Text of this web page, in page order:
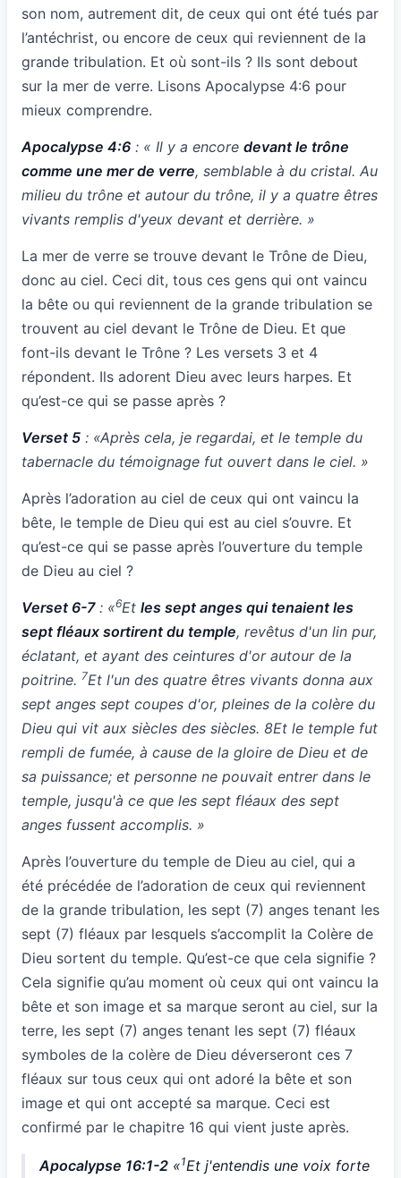
son nom, autrement dit, de ceux qui ont été tués par
l’antéchrist, ou encore de ceux qui reviennent de la
grande tribulation. Et où sont-ils ? Ils sont debout
sur la mer de verre. Lisons Apocalypse 4:6 pour
mieux comprendre.
Apocalypse 4:6 : « Il y a encore devant le trône
comme une mer de verre, semblable à du cristal. Au
milieu du trône et autour du trône, il y a quatre êtres
vivants remplis d'yeux devant et derrière. »
La mer de verre se trouve devant le Trône de Dieu,
donc au ciel. Ceci dit, tous ces gens qui ont vaincu
la bête ou qui reviennent de la grande tribulation se
trouvent au ciel devant le Trône de Dieu. Et que
font-ils devant le Trône ? Les versets 3 et 4
répondent. Ils adorent Dieu avec leurs harpes. Et
qu’est-ce qui se passe après ?
Verset 5 : «Après cela, je regardai, et le temple du
tabernacle du témoignage fut ouvert dans le ciel. »
Après l’adoration au ciel de ceux qui ont vaincu la
bête, le temple de Dieu qui est au ciel s’ouvre. Et
qu’est-ce qui se passe après l’ouverture du temple
de Dieu au ciel ?
Verset 6-7: «6Et les sept anges qui tenaient les
sept fléaux sortirent du temple, revêtus d'un lin pur,
éclatant, et ayant des ceintures d'or autour de la
poitrine. 7Et l'un des quatre êtres vivants donna aux
sept anges sept coupes d'or, pleines de la colère du
Dieu qui vit aux siècles des siècles. 8Et le temple fut
rempli de fumée, à cause de la gloire de Dieu et de
sa puissance; et personne ne pouvait entrer dans le
temple, jusqu'à ce que les sept fléaux des sept
anges fussent accomplis. »
Après l’ouverture du temple de Dieu au ciel, qui a
été précédée de l’adoration de ceux qui reviennent
de la grande tribulation, les sept (7) anges tenant les
sept (7) fléaux par lesquels s’accomplit la Colère de
Dieu sortent du temple. Qu’est-ce que cela signifie ?
Cela signifie qu’au moment où ceux qui ont vaincu la
bête et son image et sa marque seront au ciel, sur la
terre, les sept (7) anges tenant les sept (7) fléaux
symboles de la colère de Dieu déverseront ces 7
fléaux sur tous ceux qui ont adoré la bête et son
image et qui ont accepté sa marque. Ceci est
confirmé par le chapitre 16 qui vient juste après.
Apocalypse 16:1-2 «1Et j'entendis une voix forte